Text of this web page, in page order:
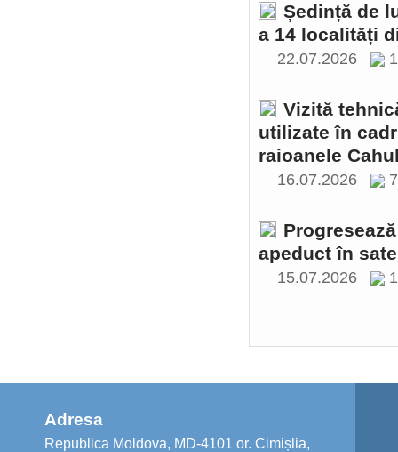
Ședință de
a 14 localități
22.07.2026
Vizită
utilizate în
raioanele
16.07.2026
apeduct în
15.07.2026
Adresa
Republica Moldova, MD-4101 or. Cimișlia,